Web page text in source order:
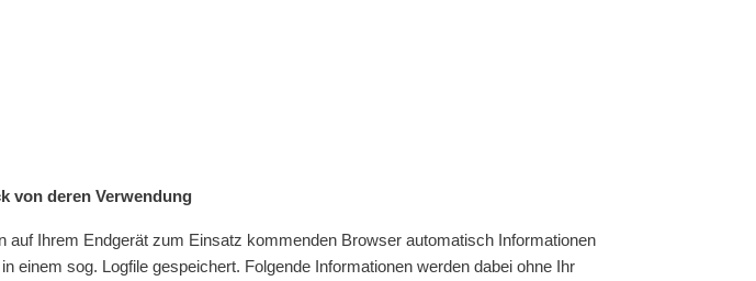
von deren Verwendung
Ihrem Endgerät zum Einsatz kommenden Browser automatisch Informationen
sog. Logfile gespeichert. Folgende Informationen werden dabei ohne Ihr